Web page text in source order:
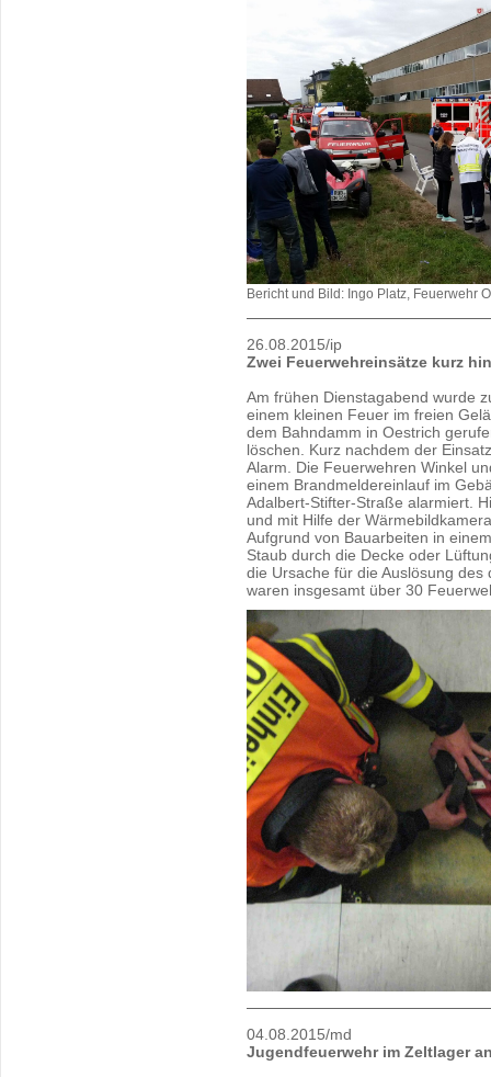
Bericht und Bild: Ingo Platz, Feuerwehr
26.08.2015/ip
Zwei Feuerwehreinsätze kurz
Am frühen Dienstagabend wurde
einem kleinen Feuer im freien
dem Bahndamm in Oestrich
löschen. Kurz nachdem der
Alarm. Die Feuerwehren Winkel
einem Brandmeldereinlauf im
Adalbert-Stifter-Straße alarmiert.
und mit Hilfe der
Aufgrund von Bauarbeiten in
Staub durch die Decke oder
die Ursache für die Auslösung
waren insgesamt über 30
04.08.2015/md
Jugendfeuerwehr im Zeltlager